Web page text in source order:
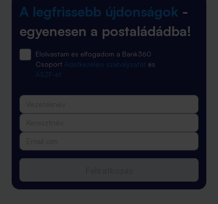
A legfrissebb újdonságok -
egyenesen a postaládádba!
Elolvastam és elfogadom a Bank360
Csoport Adatkezelési szabályzatát és
ÁSZF-ét